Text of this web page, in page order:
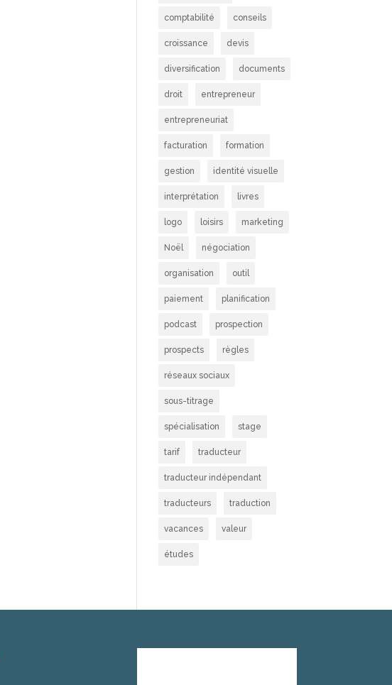
comptabilité conseils
croissance devis
diversification documents
droit entrepreneur
entrepreneuriat
facturation formation
gestion identité visuelle
interprétation livres
logo loisirs marketing
Noël négociation
organisation outil
paiement planification
podcast prospection
prospects règles
réseaux sociaux
sous-titrage
spécialisation stage
tarif traducteur
traducteur indépendant
traducteurs traduction
vacances valeur
études